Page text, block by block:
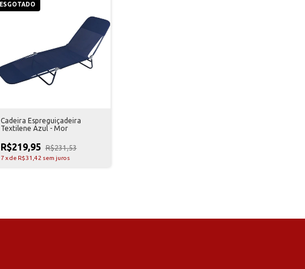
ESGOTADO
Cadeira Espreguiçadeira
Textilene Azul - Mor
R$219,95 R$231,53
7 xde R$31,42 sem juros